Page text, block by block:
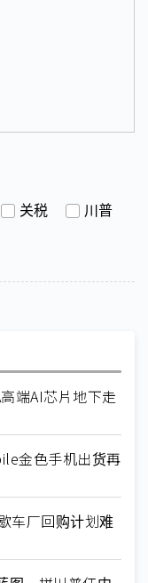
关税
川普
端AI芯片地下走
金色手机出货再
车厂回购计划难